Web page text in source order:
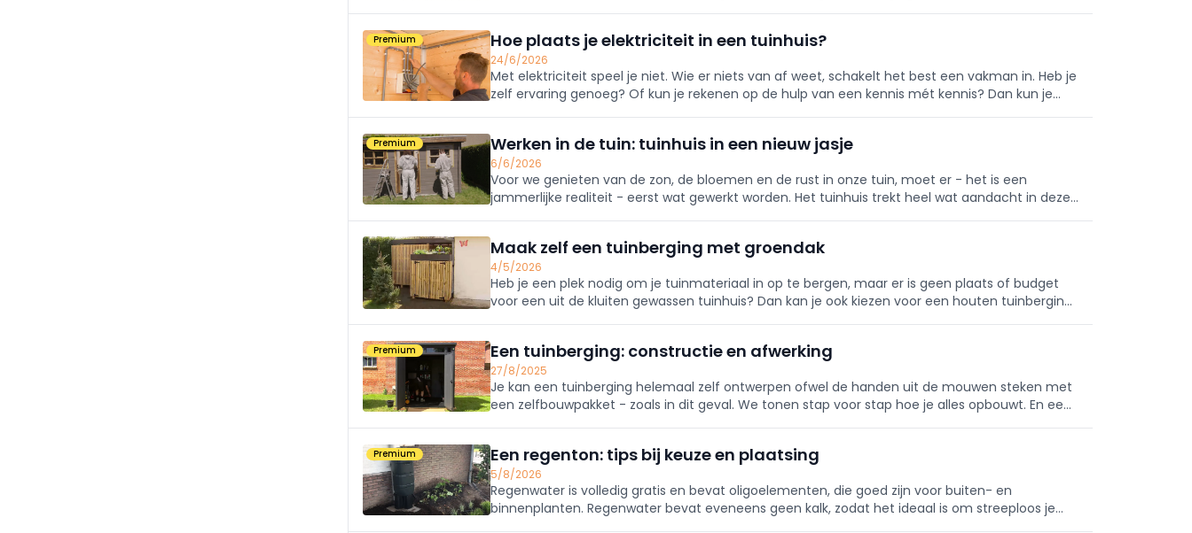
Premium Hoe plaats je elektriciteit in een tuinhuis?
24/6/2026
Met elektriciteit speel je niet. Wie er niets van af weet, schakelt het best een vakman in. Heb je
zelf ervaring genoeg? Of kun je rekenen op de hulp van een kennis mét kennis? Dan kun je
Premium Werken in de tuin: tuinhuis in een nieuw jasje
6/6/2026
Voor we genieten van de zon, de bloemen en de rust in onze tuin, moet er - het is een
jammerlijke realiteit - eerst wat gewerkt worden. Het tuinhuis trekt heel wat aandacht in deze
Maak zelf een tuinberging met groendak
4/5/2026
Heb je een plek nodig om je tuinmateriaal in op te bergen, maar er is geen plaats of budget
voor een uit de kluiten gewassen tuinhuis? Dan kan je ook kiezen voor een houten tuinberging
Premium Een tuinberging: constructie en afwerking
27/8/2025
Je kan een tuinberging helemaal zelf ontwerpen ofwel de handen uit de mouwen steken met
een zelfbouwpakket - zoals in dit geval. We tonen stap voor stap hoe je alles opbouwt. En eens
Premium Een regenton: tips bij keuze en plaatsing
5/8/2026
Regenwater is volledig gratis en bevat oligoelementen, die goed zijn voor buiten- en
binnenplanten. Regenwater bevat eveneens geen kalk, zodat het ideaal is om streeploos je